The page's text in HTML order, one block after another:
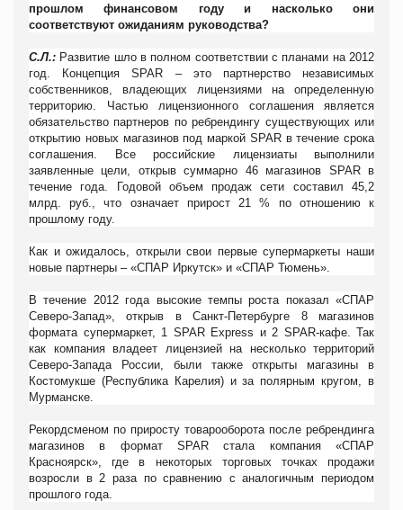
прошлом финансовом году и насколько они
соответствуют ожиданиям руководства?
С.Л.: Развитие шло в полном соответствии с планами на 2012
год. Концепция
SPAR
– это партнерство независимых
собственников, владеющих лицензиями на определенную
территорию. Частью лицензионного соглашения является
обязательство партнеров по ребрендингу существующих или
открытию новых магазинов под маркой SPAR в течение срока
соглашения. Все российские лицензиаты выполнили
заявленные цели, открыв суммарно 46 магазинов SPAR
в
течение года. Годовой объем продаж сети составил 45,2
млрд. руб., что означает прирост 21 % по отношению к
прошлому году.
Как и ожидалось, открыли свои первые супермаркеты наши
новые партнеры – «СПАР Иркутск» и «СПАР Тюмень».
В течение 2012 года высокие темпы роста показал «СПАР
Северо-Запад», открыв в Санкт-Петербурге 8 магазинов
формата супермаркет, 1 SPAR Express и 2 SPAR-кафе. Так
как компания владеет лицензией на несколько территорий
Северо-Запада России, были также открыты магазины в
Костомукше (Республика Карелия) и за полярным кругом, в
Мурманске.
Рекордсменом по приросту товарооборота после ребрендинга
магазинов в формат
SPAR
стала компания «СПАР
Красноярск», где в некоторых торговых точках продажи
возросли в 2 раза по сравнению с аналогичным периодом
прошлого года.